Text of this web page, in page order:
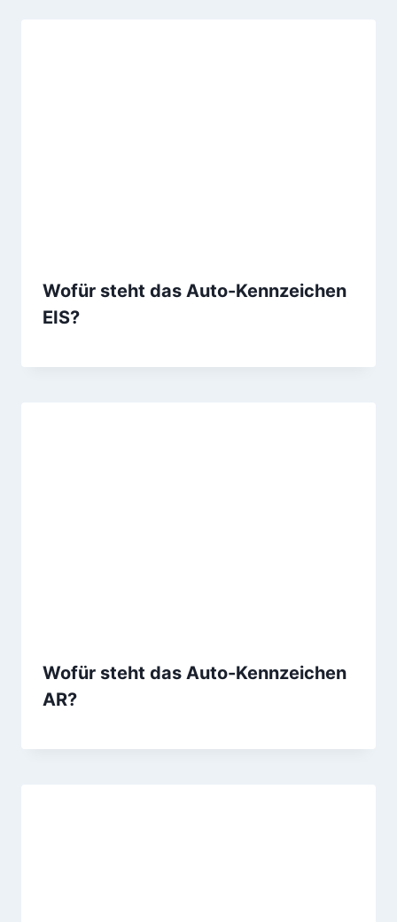
Wofür steht das Auto-Kennzeichen
EIS?
Wofür steht das Auto-Kennzeichen
AR?